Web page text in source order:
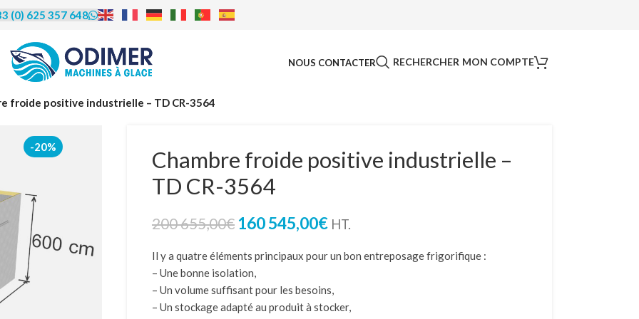
| Leasing |
LOA
proposons de vous accompagner
le crédit bail (leasing) et
avec option d’achat (LOA).
de cet accompagnement et en
les modalités, contactez-nous
par téléphone au 06 25 35 76 48.
(0) 625 357 648
NOUS CONTACTER RECHERCHER MON COMPTE
froide positive industrielle – TD CR-3564
-20%
Chambre froide positive industrielle –
TD CR-3564
200 655,00€ 160 545,00€ HT.
Il y a quatre éléments principaux pour un bon entreposage frigorifique :
– Une bonne isolation,
– Un volume suffisant pour les besoins,
– Un stockage adapté au produit à stocker,